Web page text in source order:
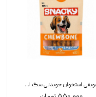
تشویقی استخوان جویدنی سگ اسنکی کرانچی با طعم مرغ Snacky Crunchy Munchy وزن 100 گرم